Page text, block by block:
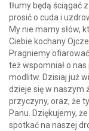
tłumy będą ściągać
prosić o cuda i
My nie mamy słów,
Ciebie kochany Ojcze
Pragniemy
też wspomniał o
modlitw. Dzisiaj już
dzieje się w naszym
przyczyny, oraz, że
Panu. Dziękujemy,
spotkać na naszej